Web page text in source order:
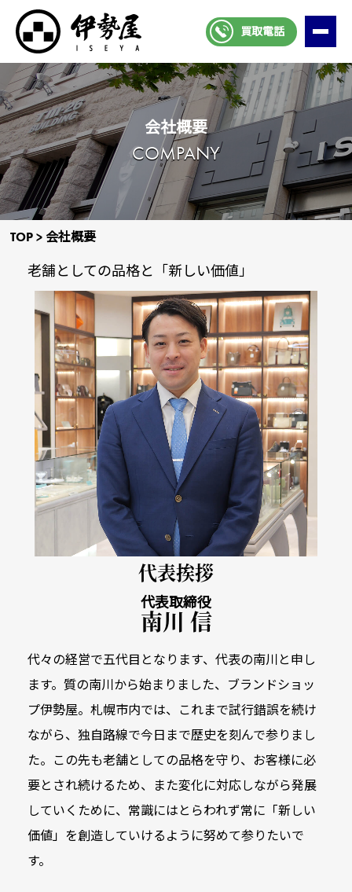
買取電話
TOP > 会社概要
会社概要
COMPANY
代表挨拶
⽼舗としての品格と「新しい価値」
代々の経営で五代目となります、代表の南川と申し
ます。質の南川から始まりました、
ブランドショッ
プ伊勢屋。札幌市内では、これまで試行錯誤を続け
ながら、独自路線で今日まで歴史を刻んで参りまし
た。この先も老舗としての品格を守り、お客様に必
要と され続けるため、また変化に対応しながら発展
していくために、常識にはとらわれず常に「新しい
価値」を創造していけるように努めて参りたいで
す。
代表取締役
南川 信